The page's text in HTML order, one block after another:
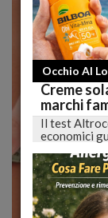
Occhio Al
Creme
marchi
Il test
economici